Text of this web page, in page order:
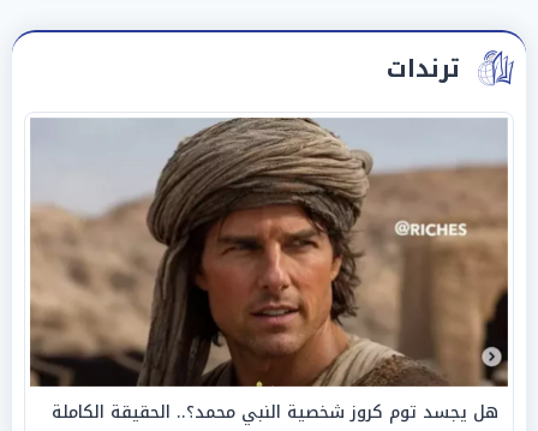
ترندات
هل يجسد توم كروز شخصية النبي محمد؟.. الحقيقة الكاملة